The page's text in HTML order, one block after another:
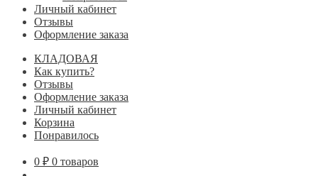
Личный кабинет
Отзывы
Оформление заказа
КЛАДОВАЯ
Как купить?
Отзывы
Оформление заказа
Личный кабинет
Корзина
Понравилось
0 ₽ 0 товаров